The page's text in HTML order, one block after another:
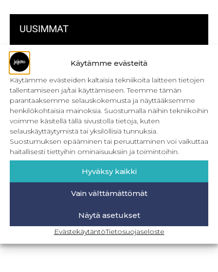
Käytämme evästeitä
Käytämme evästeiden kaltaisia tekniikoita laitteen tietojen
tallentamiseen ja/tai käyttämiseen. Teemme tämän
parantaaksemme selauskokemusta ja näyttääksemme
henkilökohtaisia mainoksia. Suostumalla näihin tekniikoihin
voimme käsitellä tällä sivustolla tietoja, kuten
selauskäyttäytymistä tai yksilöllisiä tunnuksia.
Suostumuksen epääminen tai peruuttaminen voi vaikuttaa
haitallisesti tiettyihin ominaisuuksiin ja toimintoihin.
Hyväksy kaikki
Vain välttämättömät
Näytä asetukset
EvästekäytäntöTietosuojaseloste
UUSIMMAT
Kulmikas pussukka kaava Särmä
Bokserikuminauhan ompelu
Metrivetoketjun käyttö
Metrivetoketjun lukon pujottaminen
Onnistu joustavien vaatteiden ompelussa
Laakasauman ompelu saumurilla
Jujunan ompelubingo heinä-joulukuulle